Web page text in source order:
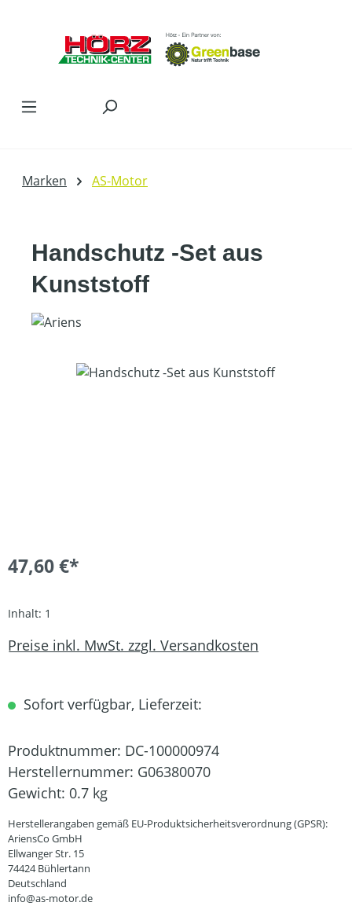
Marken AS-Motor
Handschutz -Set aus
Kunststoff
Bildergalerie überspringen
47,60 €*
Inhalt: 1
Preise inkl. MwSt. zzgl. Versandkosten
Sofort verfügbar, Lieferzeit:
Produktnummer: DC-100000974
Herstellernummer: G06380070
Gewicht: 0.7 kg
Herstellerangaben gemäß EU-Produktsicherheitsverordnung (GPSR):
AriensCo GmbH
Ellwanger Str. 15
74424 Bühlertann
Deutschland
info@as-motor.de